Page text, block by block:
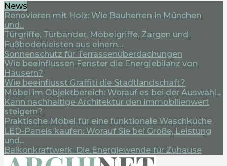
News
Renovieren mit Holz: Wie Bauherren in München
und...
Türgriffe, Türbänder, Möbelgriffe, Zargen und
Fußbodenleisten aus einem...
Sonnenschutz für Terrassenüberdachungen
Wie beeinflussen Fenster die Energiebilanz von
Häusern?
Wie beeinflusst Graffiti die Stadtlandschaft?
Möbel im Objektbereich: Worauf es bei der Auswahl...
Kann nachhaltige Architektur den Immobilienwert
steigern?
Praktische Möbel für eine funktionale Waschküche
LED-Panels kaufen: Worauf Sie bei Größe, Leistung
und...
Balkonkraftwerk: Die Energiewende für Zuhause